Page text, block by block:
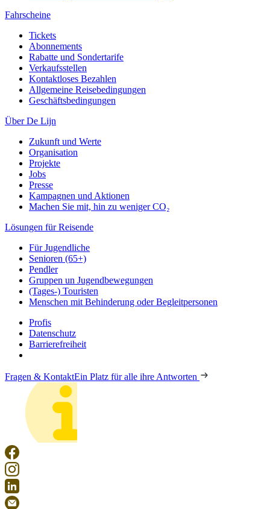
Fahrscheine
Tickets
Abonnements
Rabatte und Sondertarife
Verkaufsstellen
Kontaktloses Bezahlen
Allgemeine Reisebedingungen
Geschäftsbedingungen
Über De Lijn
Zukunft und Werte
Organisation
Projekte
Jobs
Presse
Kampagnen und Aktionen
Machen Sie mit, hin zu weniger CO₂
Lösungen für Reisende
Für Jugendliche
Senioren (65+)
Pendler
Gruppen un Jugendbewegungen
(Tages-) Touristen
Menschen mit Behinderung oder Begleitpersonen
Profis
Datenschutz
Barrierefreiheit
Fragen & KontaktEin Platz für alle ihre Antworten